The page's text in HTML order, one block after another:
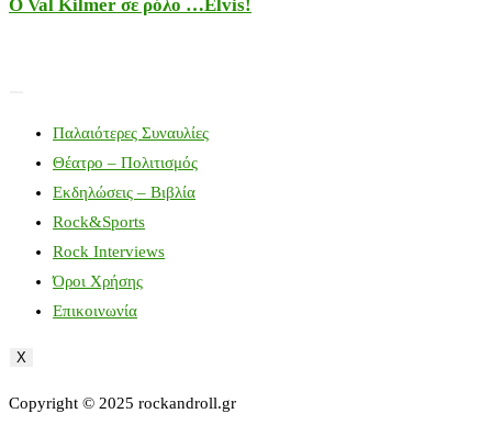
Ο Val Kilmer σε ρόλο …Elvis!
Παλαιότερες Συναυλίες
Θέατρο – Πολιτισμός
Εκδηλώσεις – Βιβλία
Rock&Sports
Rock Interviews
Όροι Χρήσης
Επικοινωνία
X
Copyright © 2025 rockandroll.gr